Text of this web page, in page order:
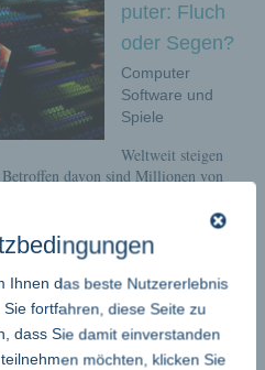
puter: Fluch
oder Segen?
Computer
Software und
Spiele
Weltweit steigen
davon sind Millionen von
lässt dies darauf schliessen,
Internets noch längst nicht
Bedrohungen wie Malware, Phishing
...read more
Wie funktioniert AR-
Ihnen das beste Nutzererlebnis
fortfahren, diese Seite zu
dass Sie damit einverstanden
möchten, klicken Sie